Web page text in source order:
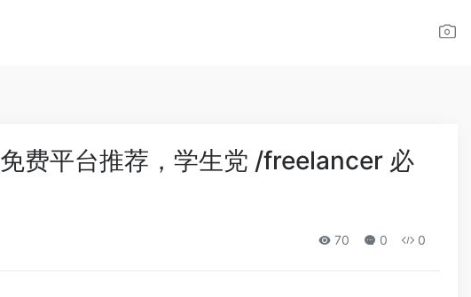
费平台推荐，学生党 /freelancer 必
70 0 0